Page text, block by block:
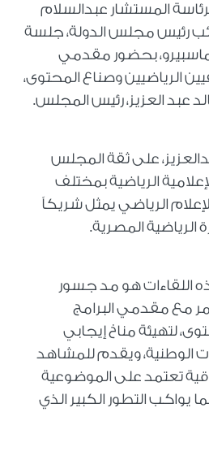
المستشار عبدالسلام
رئيس مجلس الدولة، جلسة
بحضور مقدمي
الرياضيين وصناع المحتوى،
عبد العزيز، رئيس المجلس.
على ثقة المجلس
الرياضية بمختلف
الرياضي يمثل شريكاً
الرياضية المصرية.
اللقاءات هو مد جسور
مع مقدمي البرامج
لتهيئة مناخ إيجابي
الوطنية، ويقدم للمشاهد
تعتمد على الموضوعية
يواكب التطور الكبير الذي